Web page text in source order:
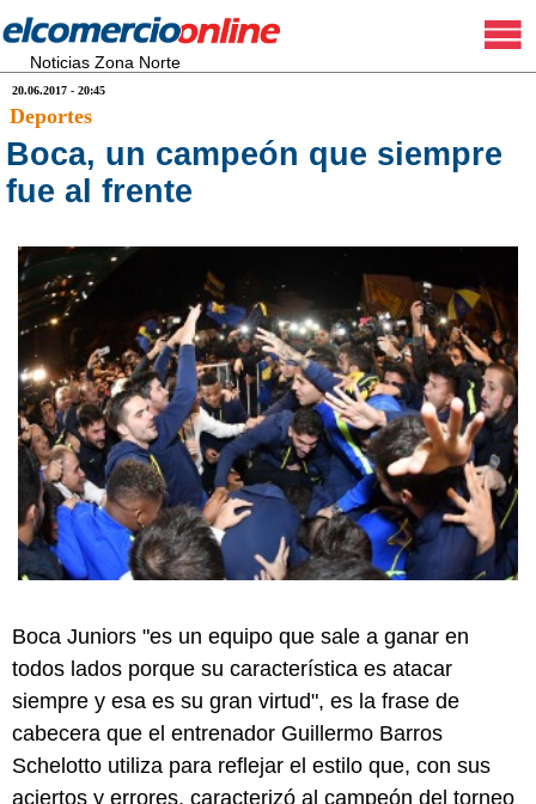
Noticias Zona Norte
20.06.2017 - 20:45
Deportes
Boca, un campeón que siempre
fue al frente
Boca Juniors "es un equipo que sale a ganar en
todos lados porque su característica es atacar
siempre y esa es su gran virtud", es la frase de
cabecera que el entrenador Guillermo Barros
Schelotto utiliza para reflejar el estilo que, con sus
aciertos y errores, caracterizó al campeón del torneo